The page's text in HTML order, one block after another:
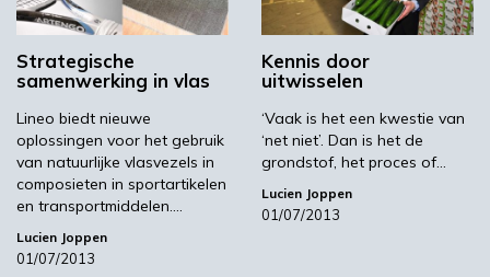
Strategische
samenwerking in vlas
Lineo biedt nieuwe
oplossingen voor het gebruik
van natuurlijke vlasvezels in
composieten in sportartikelen
en transportmiddelen.…
Lucien Joppen
01/07/2013
Kennis door
uitwisselen
‘Vaak is het een kwestie van
‘net niet’. Dan is het de
grondstof, het proces of…
Lucien Joppen
01/07/2013